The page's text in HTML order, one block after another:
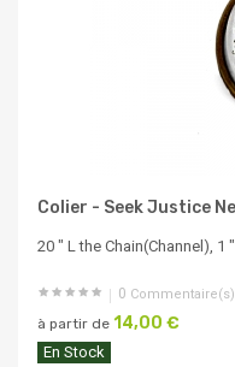
Colier - Seek Justice
20 " L the Chain(Channel),
0 Commentaire(s)
à partir de 14,00 €
En Stock